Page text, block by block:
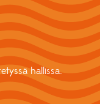
hallissa.